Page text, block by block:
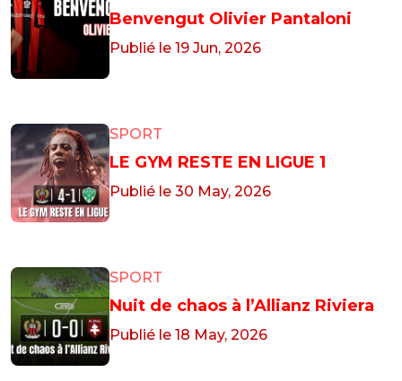
Benvengut Olivier Pantaloni
Publié le 19 Jun, 2026
SPORT
LE GYM RESTE EN LIGUE 1
Publié le 30 May, 2026
SPORT
Nuit de chaos à l’Allianz Riviera
Publié le 18 May, 2026